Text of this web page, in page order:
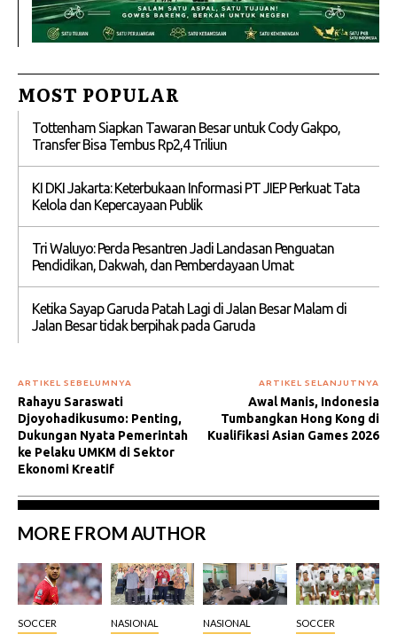
MOST POPULAR
Tottenham Siapkan Tawaran Besar untuk Cody Gakpo,
Transfer Bisa Tembus Rp2,4 Triliun
KI DKI Jakarta: Keterbukaan Informasi PT JIEP Perkuat Tata
Kelola dan Kepercayaan Publik
Tri Waluyo: Perda Pesantren Jadi Landasan Penguatan
Pendidikan, Dakwah, dan Pemberdayaan Umat
Ketika Sayap Garuda Patah Lagi di Jalan Besar Malam di
Jalan Besar tidak berpihak pada Garuda
ARTIKEL SEBELUMNYA
Rahayu Saraswati
Djoyohadikusumo: Penting,
Dukungan Nyata Pemerintah
ke Pelaku UMKM di Sektor
Ekonomi Kreatif
ARTIKEL SELANJUTNYA
Awal Manis, Indonesia
Tumbangkan Hong Kong di
Kualifikasi Asian Games 2026
MORE FROM AUTHOR
SOCCER NASIONAL NASIONAL SOCCER